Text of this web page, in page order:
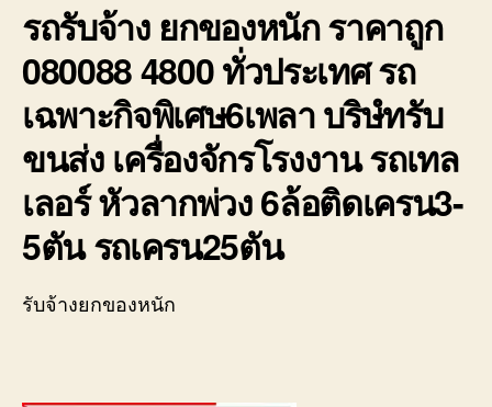
เฮี๊ยบ
5ตัน
รถรับจ้าง ยกของหนัก ราคาถูก
080088 4800 ทั่วประเทศ รถ
เฉพาะกิจพิเศษ6เพลา บริษํทรับ
ขนส่ง เครื่องจักรโรงงาน รถเทล
เลอร์ หัวลากพ่วง 6ล้อติดเครน3-
5ตัน รถเครน25ตัน
รับจ้างยกของหนัก